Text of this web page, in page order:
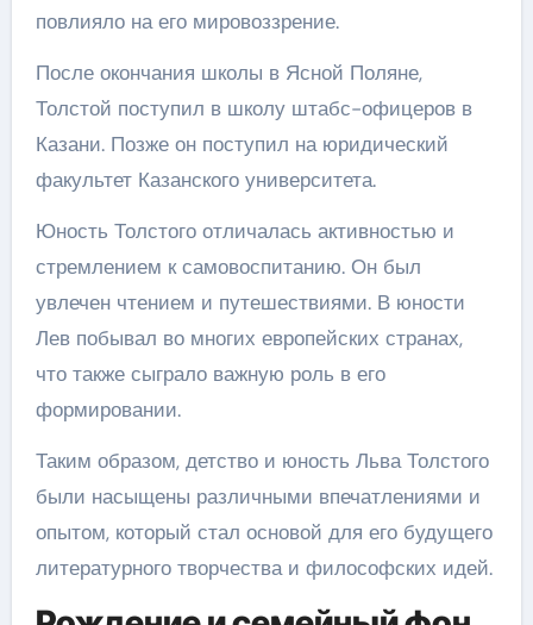
повлияло на его мировоззрение.
После окончания школы в Ясной Поляне,
Толстой поступил в школу штабс-офицеров в
Казани. Позже он поступил на юридический
факультет Казанского университета.
Юность Толстого отличалась активностью и
стремлением к самовоспитанию. Он был
увлечен чтением и путешествиями. В юности
Лев побывал во многих европейских странах,
что также сыграло важную роль в его
формировании.
Таким образом, детство и юность Льва Толстого
были насыщены различными впечатлениями и
опытом, который стал основой для его будущего
литературного творчества и философских идей.